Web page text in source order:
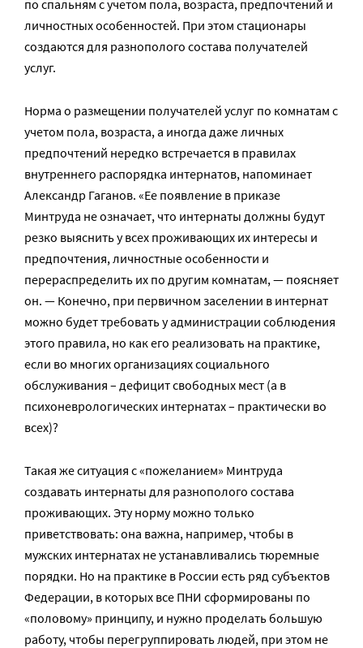
по спальням с учетом пола, возраста, предпочтений и
личностных особенностей. При этом стационары
создаются для разнополого состава получателей
услуг.
Норма о размещении получателей услуг по комнатам с
учетом пола, возраста, а иногда даже личных
предпочтений нередко встречается в правилах
внутреннего распорядка интернатов, напоминает
Александр Гаганов. «Ее появление в приказе
Минтруда не означает, что интернаты должны будут
резко выяснить у всех проживающих их интересы и
предпочтения, личностные особенности и
перераспределить их по другим комнатам, — поясняет
он. — Конечно, при первичном заселении в интернат
можно будет требовать у администрации соблюдения
этого правила, но как его реализовать на практике,
если во многих организациях социального
обслуживания – дефицит свободных мест (а в
психоневрологических интернатах – практически во
всех)?
Такая же ситуация с «пожеланием» Минтруда
создавать интернаты для разнополого состава
проживающих. Эту норму можно только
приветствовать: она важна, например, чтобы в
мужских интернатах не устанавливались тюремные
порядки. Но на практике в России есть ряд субъектов
Федерации, в которых все ПНИ сформированы по
«половому» принципу, и нужно проделать большую
работу, чтобы перегруппировать людей, при этом не